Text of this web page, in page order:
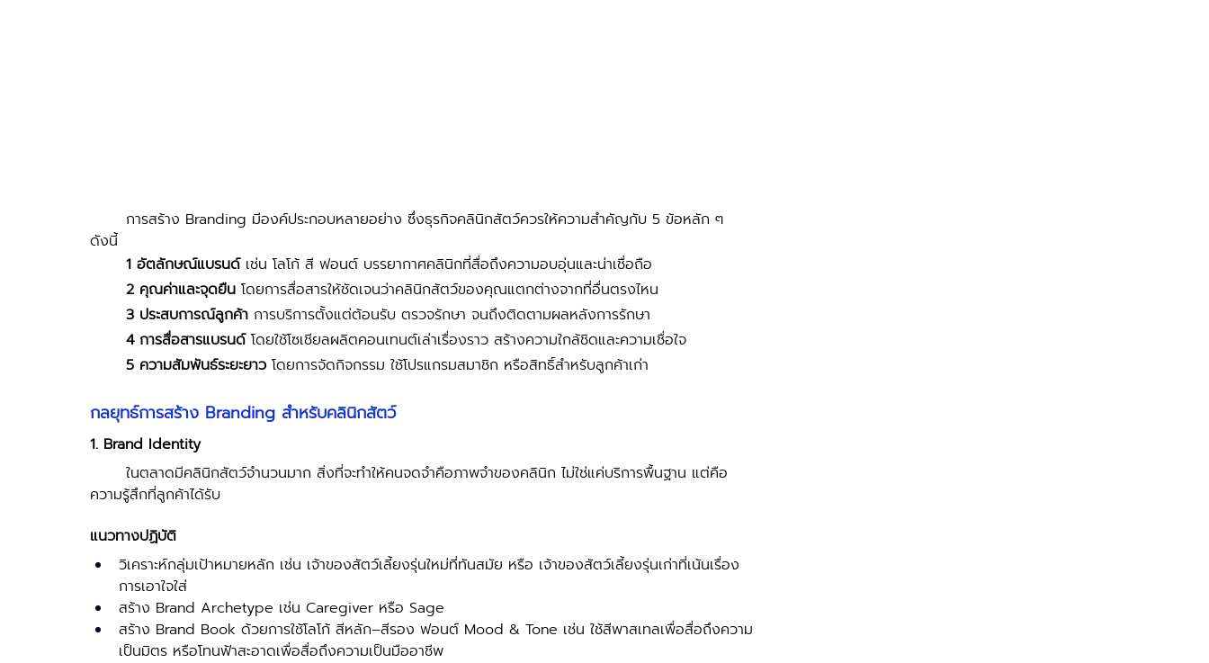
ดังนี้
1 อัตลักษณ์แบรนด์ เช่น โลโก้ สี ฟอนต์ บรรยากาศคลินิกที่สื่อถึงความอบอุ่นและน่าเชื่อถือ
2 คุณค่าและจุดยืน โดยการสื่อสารให้ชัดเจนว่าคลินิกสัตว์ของคุณแตกต่างจากที่อื่นตรงไหน
3 ประสบการณ์ลูกค้า การบริการตั้งแต่ต้อนรับ ตรวจรักษา จนถึงติดตามผลหลังการรักษา
4 การสื่อสารแบรนด์ โดยใช้โซเชียลผลิตคอนเทนต์เล่าเรื่องราว สร้างความใกล้ชิดและความเชื่อใจ
5 ความสัมพันธ์ระยะยาว โดยการจัดกิจกรรม ใช้โปรแกรมสมาชิก หรือสิทธิ์สำหรับลูกค้าเก่า
กลยุทธ์การสร้าง Branding สำหรับคลินิกสัตว์
1. Brand Identity
ความรู้สึกที่ลูกค้าได้รับ
แนวทางปฏิบัติ
วิเคราะห์กลุ่มเป้าหมายหลัก เช่น เจ้าของสัตว์เลี้ยงรุ่นใหม่ที่ทันสมัย หรือ เจ้าของสัตว์เลี้ยงรุ่นเก่าที่เน้นเรื่อง
การเอาใจใส่
สร้าง Brand Archetype เช่น Caregiver หรือ Sage
สร้าง Brand Book ด้วยการใช้โลโก้ สีหลัก–สีรอง ฟอนต์ Mood & Tone เช่น ใช้สีพาสเทลเพื่อสื่อถึงความ
เป็นมิตร หรือโทนฟ้าสะอาดเพื่อสื่อถึงความเป็นมืออาชีพ